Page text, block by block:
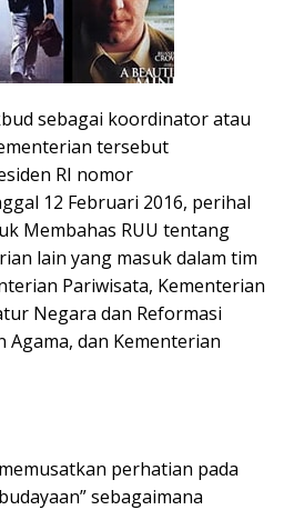
sebagai koordinator atau
tersebut
RI nomor
12 Februari 2016, perihal
Membahas RUU tentang
lain yang masuk dalam tim
Pariwisata, Kementerian
Negara dan Reformasi
dan Kementerian
perhatian pada
sebagaimana